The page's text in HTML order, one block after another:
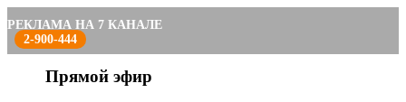
РЕКЛАМА НА 7 КАНАЛЕ
2-900-444
Прямой эфир